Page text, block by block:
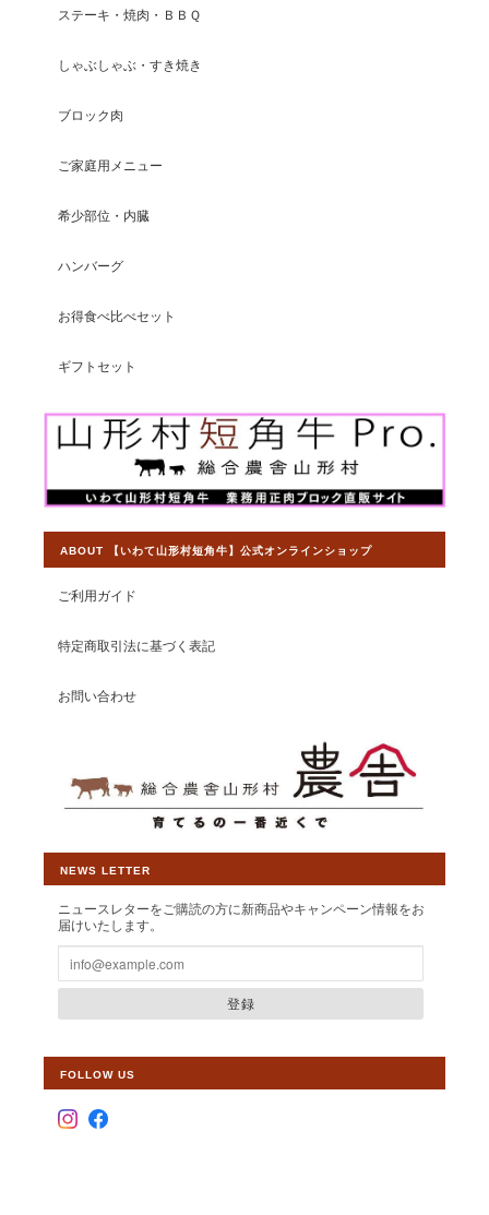
大好きで、いつも美味しく頂いてます。 暑い中いつも、山形牛を
【焼肉食べ比べセット】山形村短角牛 おうち焼肉3部位食べ比べ 600ｇ【4〜5人前】
2026/07/15
ほど柔らかく美味でした。 ロースはレアで食したら少々歯応えが
て、美味しかったです。
この度は素敵なレビューをいただきまし
て大変光栄です。赤身の旨味には自信を
持ってご提供しておりますので、残りの
サーロインもご満足いただけることを願
っております。 今後ともより一層皆様か
ップの変わらぬご愛顧を賜りますようお
願い申し上げます。
2026/06/28
北陸新幹線内の雑誌で見てはじめて購入しました。しゃぶしゃぶ
ステーキ・焼肉・ＢＢＱ
しゃぶしゃぶ・すき焼き
ブロック肉
ご家庭用メニュー
希少部位・内臓
ハンバーグ
お得食べ比べセット
ギフトセット
ABOUT 【いわて山形村短角牛】公式オンラインショップ
ご利用ガイド
特定商取引法に基づく表記
お問い合わせ
NEWS LETTER
ニュースレターをご購読の方に新商品やキャンペーン情報をお
届けいたします。
登録
FOLLOW US